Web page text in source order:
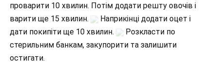
проварити 10 хвилин. Потім додати решту овочів і
варити ще 15 хвилин.
Наприкінці додати оцет і
дати покипіти ще 10 хвилин.
Розкласти по
стерильним банкам, закупорити та залишити
остигати.